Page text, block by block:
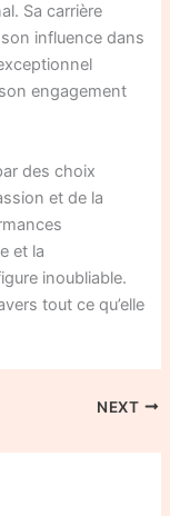
Sa carrière
influence dans
engagement
des choix
et de la
et la
inoubliable.
tout ce qu’elle
NEXT